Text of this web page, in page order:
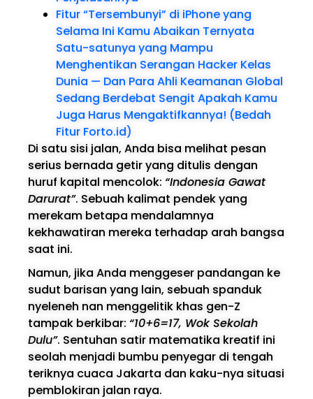
Fitur “Tersembunyi” di iPhone yang
Selama Ini Kamu Abaikan Ternyata
Satu-satunya yang Mampu
Menghentikan Serangan Hacker Kelas
Dunia — Dan Para Ahli Keamanan Global
Sedang Berdebat Sengit Apakah Kamu
Juga Harus Mengaktifkannya! (Bedah
Fitur Forto.id)
Di satu sisi jalan, Anda bisa melihat pesan
serius bernada getir yang ditulis dengan
huruf kapital mencolok: “Indonesia Gawat
Darurat”. Sebuah kalimat pendek yang
merekam betapa mendalamnya
kekhawatiran mereka terhadap arah bangsa
saat ini.
Namun, jika Anda menggeser pandangan ke
sudut barisan yang lain, sebuah spanduk
nyeleneh nan menggelitik khas gen-Z
tampak berkibar: “10+6=17, Wok Sekolah
Dulu”. Sentuhan satir matematika kreatif ini
seolah menjadi bumbu penyegar di tengah
teriknya cuaca Jakarta dan kaku-nya situasi
pemblokiran jalan raya.